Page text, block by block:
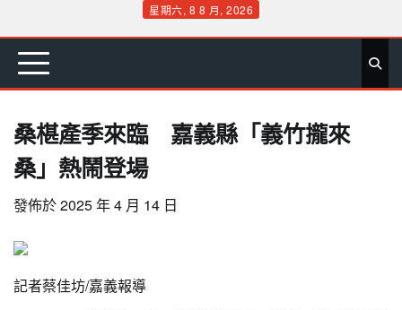
content
星期六, 8 8 月, 2026
首 要 娛 生 社 文 公 運 旅 政 地 專
桑椹產季來臨 嘉義縣「義竹攏來
桑」熱鬧登場
發佈於2025 年 4 月 14 日
記者蔡佳坊/嘉義報導